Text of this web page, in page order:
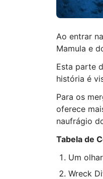
Ao entrar na
Mamula e
Esta parte
história é
Para os
oferece
naufrágio
Tabela de
Um
Wreck